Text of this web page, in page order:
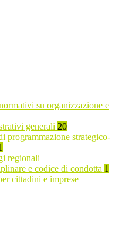
su organizzazione e
generali 20
programmazione strategico-
regionali
e codice di condotta 1
cittadini e imprese